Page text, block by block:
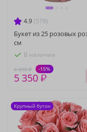
4.9 (579)
Букет из 25 розовых
см
В наличии
6 290 ₽ -15%
5 350 ₽
Крупный бутон